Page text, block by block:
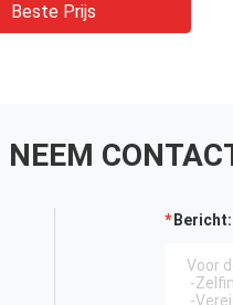
Beste Prijs
NEEM
Bericht: